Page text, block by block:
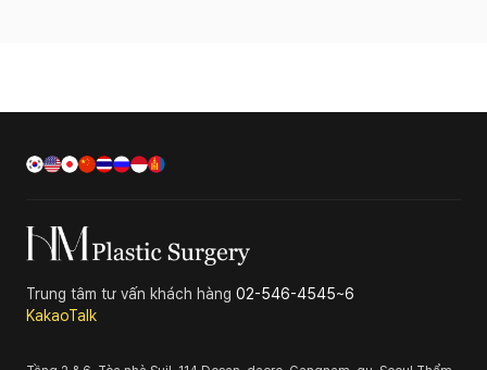
Trung tâm tư vấn khách hàng 02-546-4545~6
KakaoTalk